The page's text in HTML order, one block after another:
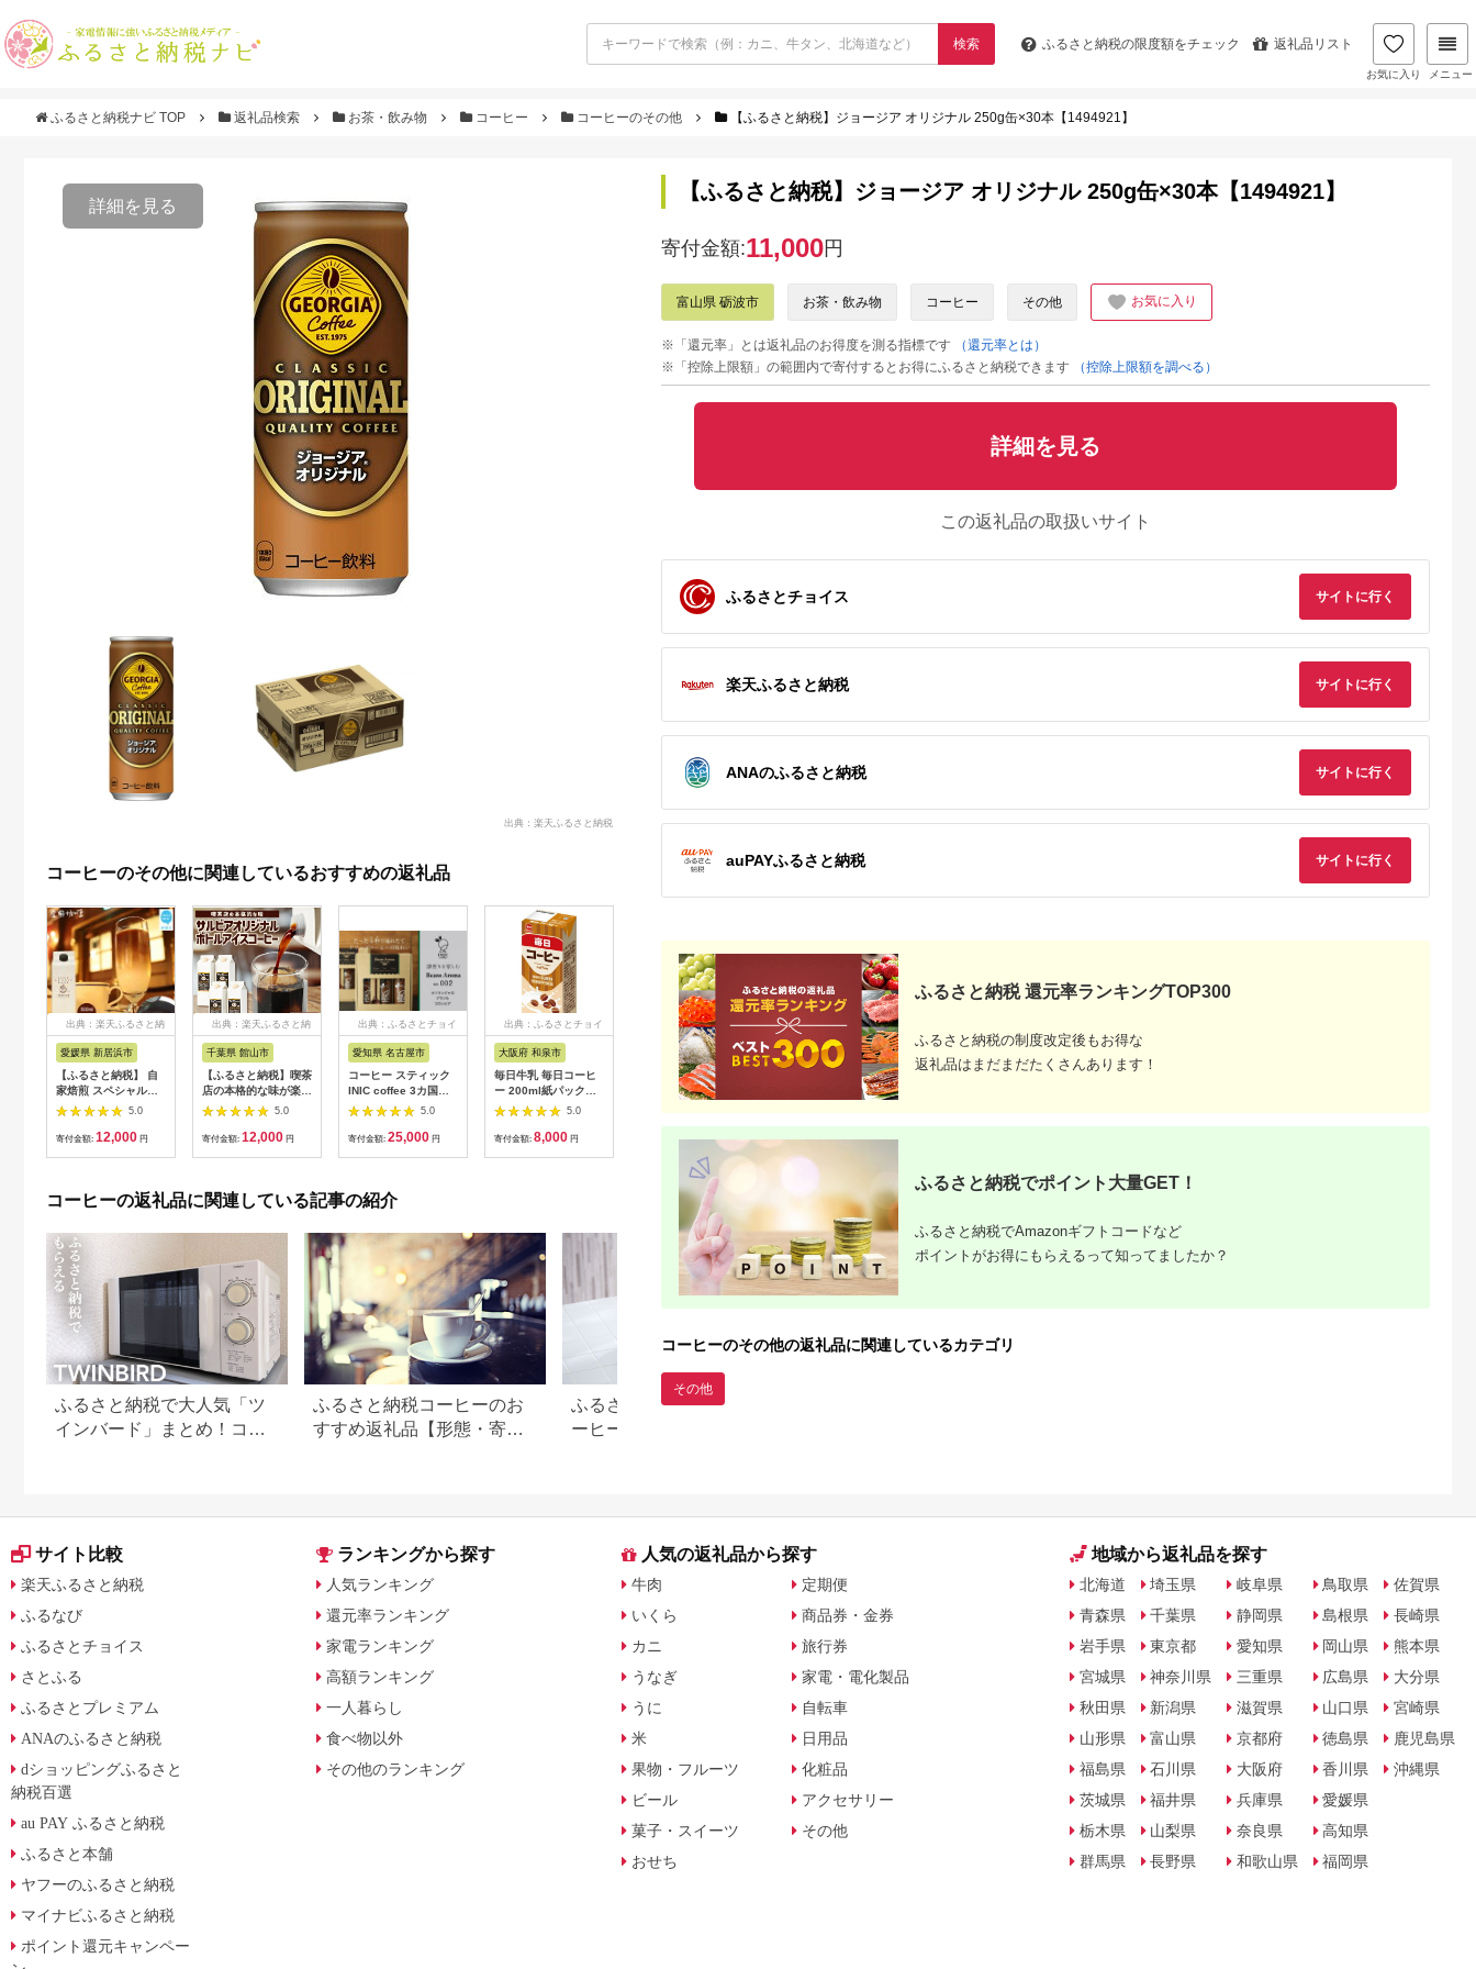
検索 ふるさと納税の限度額をチェック 返礼品リスト
お気に入り メニュー
ふるさと納税ナビ TOP 返礼品検索 お茶・飲み物 コーヒー コーヒーのその他 【ふるさと納税】ジョージア オリジナル 250g缶×30本【1494921】
詳細を見る
出典：楽天ふるさと納税
コーヒーのその他に関連しているおすすめの返礼品
出典：楽天ふるさと納
愛媛県 新居浜市
【ふるさと納税】 自
家焙煎 スペシャルテ
ィコーヒー専門店 カ
フェオレベース
500ml ×3本 セット
5.0
寄付金額: 12,000 円
出典：楽天ふるさと納
千葉県 館山市
【ふるさと納税】喫茶
店の本格的な味が楽し
める サルビアオリジ
ナル・ボトルアイスコ
ーヒー4本
5.0
寄付金額: 12,000 円
出典：ふるさとチョイ
愛知県 名古屋市
コーヒー スティック
INIC coffee 3カ国
No.2 アソート ギフト
55g×3本 瓶 ボトル 手
軽に本格ドリップの味
イニック
5.0
寄付金額: 25,000 円
出典：ふるさとチョイ
大阪府 和泉市
毎日牛乳 毎日コーヒ
ー 200ml紙パック
×24本入【1282168】
5.0
寄付金額: 8,000 円
出典：ふるさとチョイ
ス
大阪府 和泉市
毎日牛乳 毎日コーヒ
ー 200ml紙パック
5.0
寄付金額:14,000円
出典：ふるさとチョイ
ス
山口県 柳井市
《コーヒーギフト》ミ
ルクコーヒーのもと(2
5.0
寄付金額:11,000円
ス
本格派のモンデン無糖
5.0
アイスコーヒー 4本
5.0 5.0
コーヒーの返礼品に関連している記事の紹介
ふるさと納税で大人気「ツ
インバード」まとめ！コー
ふるさと納税コーヒーのお
すすめ返礼品【形態・寄付
ふるさと納税でもらえるコ
ーヒーメーカーまとめ！ハ
【ふるさと納税】ジョージア オリジナル 250g缶×30本【1494921】
寄付金額:11,000円
富山県 砺波市 お茶・飲み物 コーヒー その他 お気に入り
※「還元率」とは返礼品のお得度を測る指標です
（還元率とは）
※「控除上限額」の範囲内で寄付するとお得にふるさと納税できます
（控除上限額を調べる）
詳細を見る
この返礼品の取扱いサイト
ふるさとチョイス サイトに行く
楽天ふるさと納税 サイトに行く
ANAのふるさと納税 サイトに行く
auPAYふるさと納税 サイトに行く
ふるさと納税 還元率ランキングTOP300
ふるさと納税の制度改定後もお得な
返礼品はまだまだたくさんあります！
ふるさと納税でポイント大量GET！
ふるさと納税でAmazonギフトコードなど
ポイントがお得にもらえるって知ってましたか？
コーヒーのその他の返礼品に関連しているカテゴリ
その他
サイト比較
楽天ふるさと納税
ふるなび
ふるさとチョイス
さとふる
ふるさとプレミアム
ANAのふるさと納税
dショッピングふるさと
納税百選
au PAY ふるさと納税
ふるさと本舗
ヤフーのふるさと納税
マイナビふるさと納税
ポイント還元キャンペー
ランキングから探す
人気ランキング
還元率ランキング
家電ランキング
高額ランキング
一人暮らし
食べ物以外
その他のランキング
人気の返礼品から探す
牛肉
いくら
カニ
うなぎ
うに
米
果物・フルーツ
ビール
菓子・スイーツ
おせち
定期便
商品券・金券
旅行券
家電・電化製品
自転車
日用品
化粧品
アクセサリー
その他
地域から返礼品を探す
北海道
青森県
岩手県
宮城県
秋田県
山形県
福島県
茨城県
栃木県
群馬県
埼玉県
千葉県
東京都
神奈川県
新潟県
富山県
石川県
福井県
山梨県
長野県
岐阜県
静岡県
愛知県
三重県
滋賀県
京都府
大阪府
兵庫県
奈良県
和歌山県
鳥取県
島根県
岡山県
広島県
山口県
徳島県
香川県
愛媛県
高知県
福岡県
佐賀県
長崎県
熊本県
大分県
宮崎県
鹿児島県
沖縄県